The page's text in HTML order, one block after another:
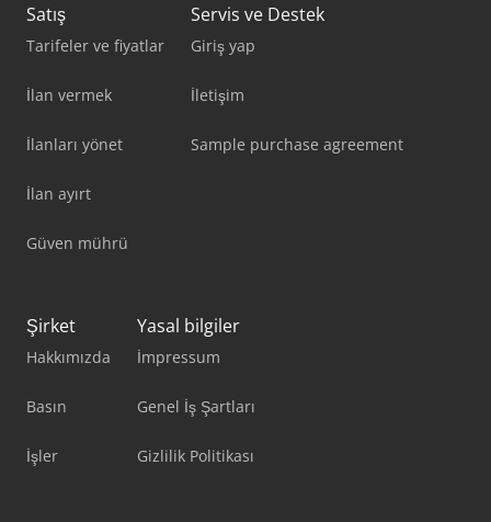
Satış
Tarifeler ve fiyatlar
İlan vermek
İlanları yönet
İlan ayırt
Güven mührü
Servis ve Destek
Giriş yap
İletişim
Sample purchase agreement
Şirket
Hakkımızda
Basın
İşler
Yasal bilgiler
İmpressum
Genel İş Şartları
Gizlilik Politikası